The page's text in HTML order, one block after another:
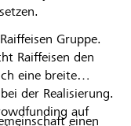
Gruppe.
Raiffeisen den
eine breite
der Realisierung.
auf
einen